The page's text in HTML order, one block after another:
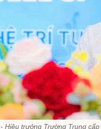
Hiệu trưởng Trường Trung